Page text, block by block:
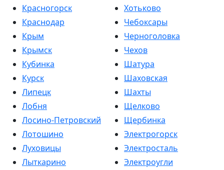
Красногорск
Краснодар
Крым
Крымск
Кубинка
Курск
Липецк
Лобня
Лосино-Петровский
Лотошино
Луховицы
Лыткарино
Хотьково
Чебоксары
Черноголовка
Чехов
Шатура
Шаховская
Шахты
Щелково
Щербинка
Электрогорск
Электросталь
Электроугли